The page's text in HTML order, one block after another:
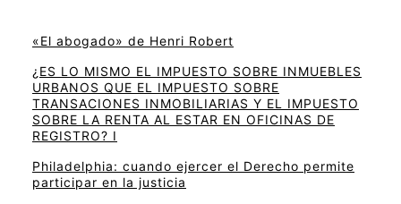
«El abogado» de Henri Robert
¿ES LO MISMO EL IMPUESTO SOBRE INMUEBLES
URBANOS QUE EL IMPUESTO SOBRE
TRANSACIONES INMOBILIARIAS Y EL IMPUESTO
SOBRE LA RENTA AL ESTAR EN OFICINAS DE
REGISTRO? I
Philadelphia: cuando ejercer el Derecho permite
participar en la justicia